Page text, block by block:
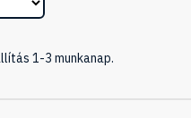
1-3 munkanap.